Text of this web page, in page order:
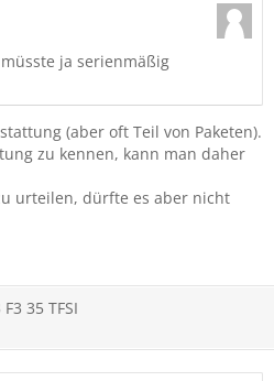
ja serienmäßig
(aber oft Teil von Paketen).
zu kennen, kann man daher
urteilen, dürfte es aber nicht
35 TFSI